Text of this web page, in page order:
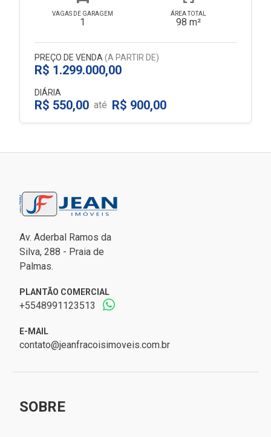
VAGAS DE GARAGEM
1
ÁREA TOTAL
98 m²
PREÇO DE VENDA (A PARTIR DE)
R$ 1.299.000,00
DIÁRIA
R$ 550,00 até R$ 900,00
Av. Aderbal Ramos da
Silva, 288 - Praia de
Palmas.
PLANTÃO COMERCIAL
+5548991123513
E-MAIL
contato@jeanfracoisimoveis.com.br
SOBRE